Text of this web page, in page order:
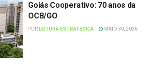
Goiás Cooperativo: 70 anos da
OCB/GO
POR LEITURA ESTRATÉGICA MAIO 30, 2026